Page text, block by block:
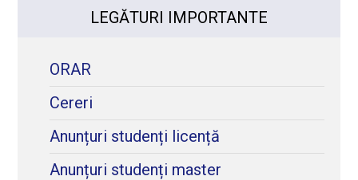
LEGĂTURI IMPORTANTE
ORAR
Cereri
Anunțuri studenți licență
Anunțuri studenți master